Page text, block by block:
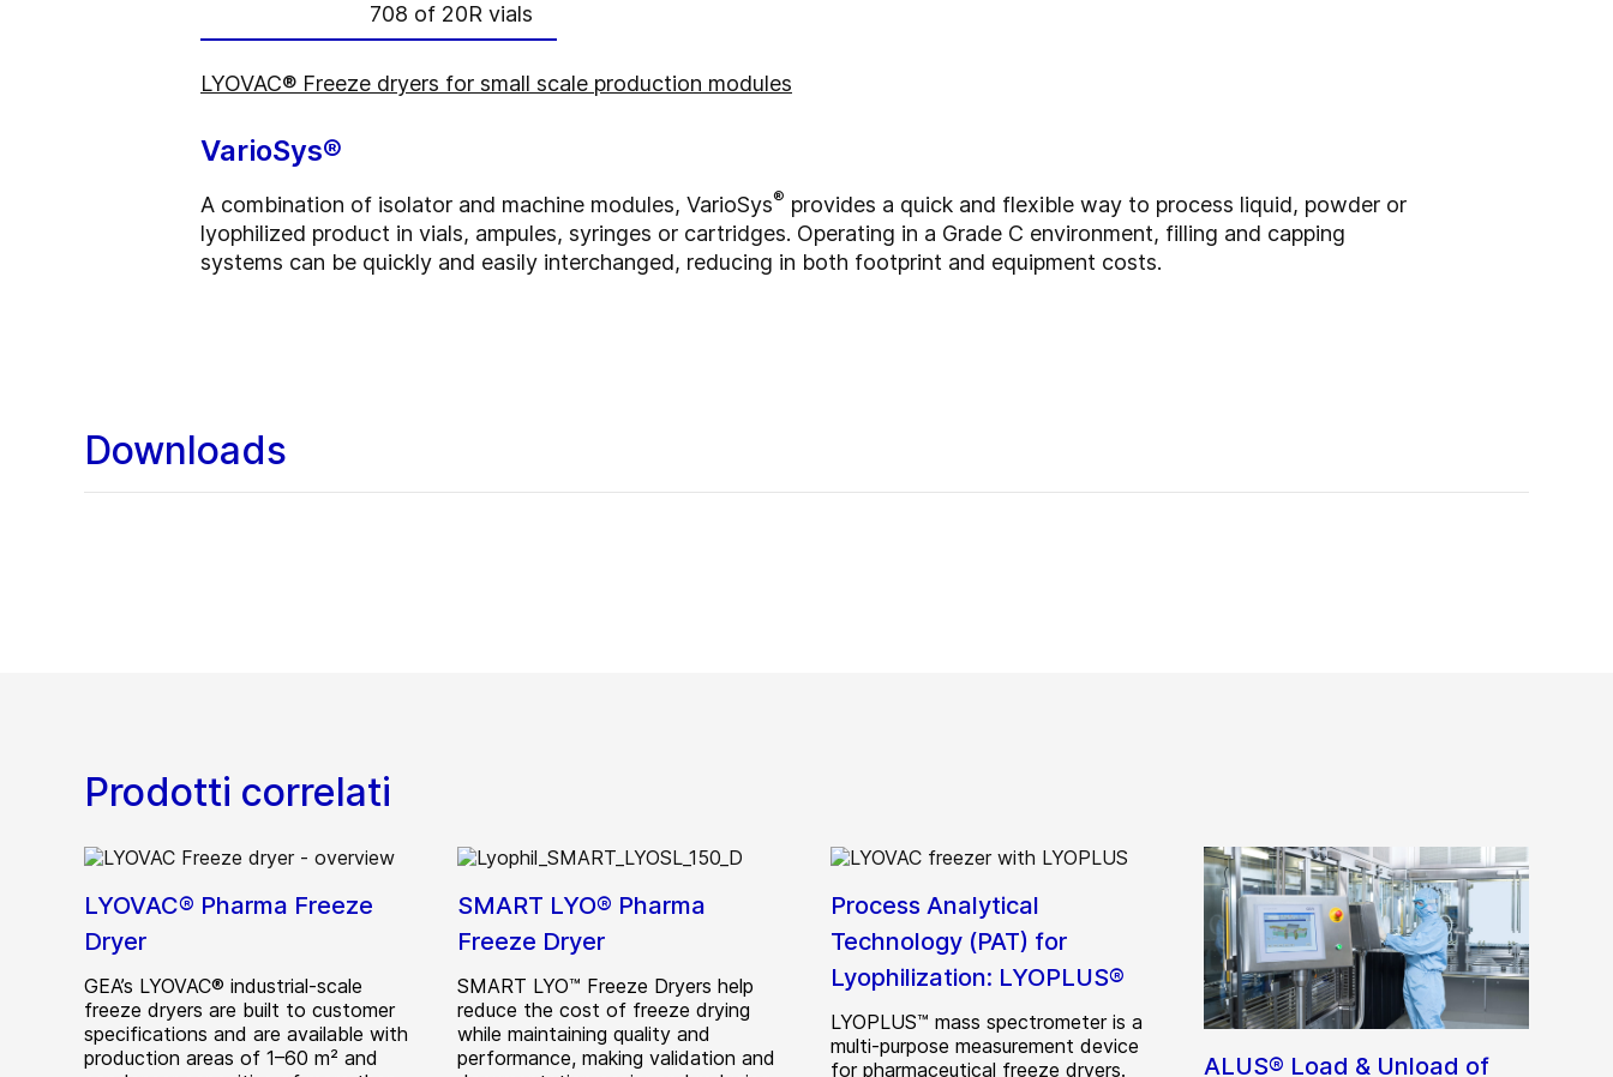
708 of 20R vials
LYOVAC® Freeze dryers for small scale production modules
VarioSys®
A combination of isolator and machine modules, VarioSys® provides a quick and flexible way to process liquid, powder or
lyophilized product in vials, ampules, syringes or cartridges. Operating in a Grade C environment, filling and capping
systems can be quickly and easily interchanged, reducing in both footprint and equipment costs.
Downloads
Prodotti correlati
LYOVAC® Pharma Freeze
Dryer
GEA’s LYOVAC® industrial-scale
freeze dryers are built to customer
specifications and are available with
production areas of 1–60 m² and
SMART LYO® Pharma
Freeze Dryer
SMART LYO™ Freeze Dryers help
reduce the cost of freeze drying
while maintaining quality and
performance, making validation and
Process Analytical
Technology (PAT) for
Lyophilization: LYOPLUS®
LYOPLUS™ mass spectrometer is a
multi-purpose measurement device
for pharmaceutical freeze dryers.
ALUS® Load & Unload of